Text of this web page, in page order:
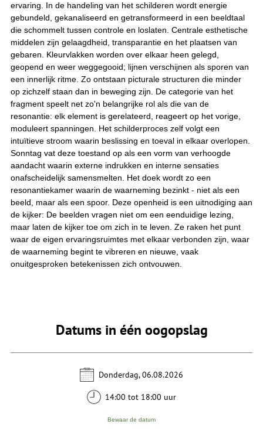
ervaring. In de handeling van het schilderen wordt energie
gebundeld, gekanaliseerd en getransformeerd in een beeldtaal
die schommelt tussen controle en loslaten. Centrale esthetische
middelen zijn gelaagdheid, transparantie en het plaatsen van
gebaren. Kleurvlakken worden over elkaar heen gelegd,
geopend en weer weggegooid; lijnen verschijnen als sporen van
een innerlijk ritme. Zo ontstaan picturale structuren die minder
op zichzelf staan dan in beweging zijn. De categorie van het
fragment speelt net zo'n belangrijke rol als die van de
resonantie: elk element is gerelateerd, reageert op het vorige,
moduleert spanningen. Het schilderproces zelf volgt een
intuïtieve stroom waarin beslissing en toeval in elkaar overlopen.
Sonntag vat deze toestand op als een vorm van verhoogde
aandacht waarin externe indrukken en interne sensaties
onafscheidelijk samensmelten. Het doek wordt zo een
resonantiekamer waarin de waarneming bezinkt - niet als een
beeld, maar als een spoor. Deze openheid is een uitnodiging aan
de kijker: De beelden vragen niet om een eenduidige lezing,
maar laten de kijker toe om zich in te leven. Ze raken het punt
waar de eigen ervaringsruimtes met elkaar verbonden zijn, waar
de waarneming begint te vibreren en nieuwe, vaak
onuitgesproken betekenissen zich ontvouwen.
Datums in één oogopslag
Donderdag, 06.08.2026
14:00 tot 18:00 uur
Bewaar de datum